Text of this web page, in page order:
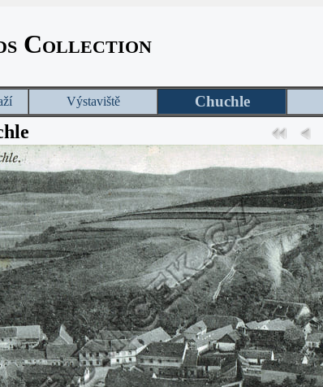
Collection
Výstaviště Chuchle